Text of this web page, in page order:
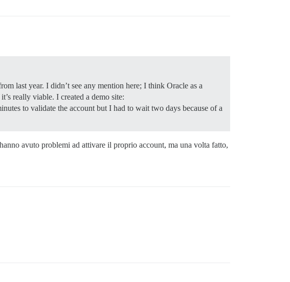
last year. I didn’t see any mention here; I think Oracle as a
really viable. I created a demo site:
to validate the account but I had to wait two days because of a
avuto problemi ad attivare il proprio account, ma una volta fatto,